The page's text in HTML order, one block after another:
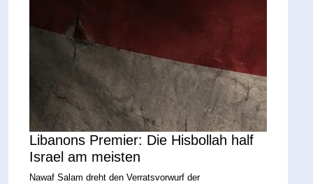
Libanons Premier: Die Hisbollah half
Israel am meisten
Nawaf Salam dreht den Verratsvorwurf der